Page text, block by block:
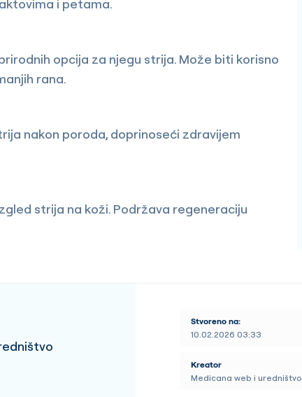
i petama.
opcija za njegu strija. Može biti korisno
rana.
nakon poroda, doprinoseći zdravijem
strija na koži. Podržava regeneraciju
Stvoreno na:
10.02.2026 03:33
Kreator
Medicana web i uredništvo